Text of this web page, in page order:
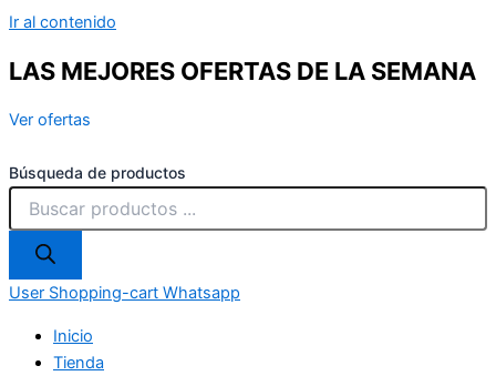
Ir al contenido
LAS MEJORES OFERTAS DE LA SEMANA
Ver ofertas
Búsqueda de productos
User Shopping-cart Whatsapp
Inicio
Tienda